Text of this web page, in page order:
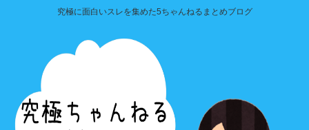
究極に面白いスレを集めた5ちゃんねるまとめブログ